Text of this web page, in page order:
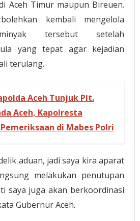
Aceh Timur maupun Bireuen.
kembali mengelola
tersebut setelah
yang tepat agar kejadian
terulang.
Aceh Tunjuk Plt.
Aceh, Kapolresta
di Mabes Polri
aduan, jadi saya kira aparat
melakukan penutupan
saya juga akan berkoordinasi
Gubernur Aceh.